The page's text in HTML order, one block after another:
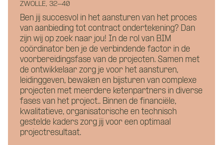
ZWOLLE, 32-40
Ben jij succesvol in het aansturen van het proces
van aanbieding tot contract ondertekening? Dan
zijn wij op zoek naar jou! In de rol van BIM
coördinator ben je de verbindende factor in de
voorbereidingsfase van de projecten. Samen met
de ontwikkelaar zorg je voor het aansturen,
leidinggeven, bewaken en bijsturen van complexe
projecten met meerdere ketenpartners in diverse
fases van het project.. Binnen de financiële,
kwalitatieve, organisatorische en technisch
gestelde kaders zorg jij voor een optimaal
projectresultaat.
Wil je alvast wat kwijt?
Hoe kunnen we je bereiken?*
Namens welk bedrijf neem je contact op?
Wat is je telefoonnummer?*